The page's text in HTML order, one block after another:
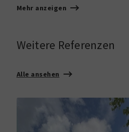
Mehr anzeigen
Weitere Referenzen
Alle ansehen